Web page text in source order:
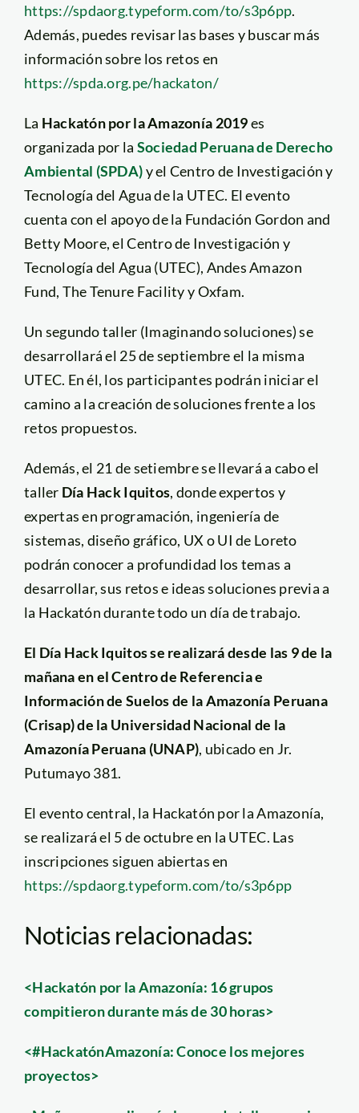
https://spdaorg.typeform.com/to/s3p6pp.
Además, puedes revisar las bases y buscar más
información sobre los retos en
https://spda.org.pe/hackaton/
La Hackatón por la Amazonía 2019es
organizada por la Sociedad Peruana de Derecho
Ambiental (SPDA)y el Centro de Investigación y
Tecnología del Agua de la UTEC. El evento
cuenta con el apoyo de la Fundación Gordon and
Betty Moore, el Centro de Investigación y
Tecnología del Agua (UTEC), Andes Amazon
Fund, The Tenure Facility y Oxfam.
Un segundo taller (Imaginando soluciones) se
desarrollará el 25 de septiembre el la misma
UTEC. En él, los participantes podrán iniciar el
camino a la creación de soluciones frente a los
retos propuestos.
Además, el 21 de setiembre se llevará a cabo el
taller Día Hack Iquitos, donde expertos y
expertas en programación, ingeniería de
sistemas, diseño gráfico, UX o UI de Loreto
podrán conocer a profundidad los temas a
desarrollar, sus retos e ideas soluciones previa a
la Hackatón durante todo un día de trabajo.
El Día Hack Iquitos se realizará desde las 9 de la
mañana en el Centro de Referencia e
Información de Suelos de la Amazonía Peruana
(Crisap) de la Universidad Nacional de la
Amazonía Peruana (UNAP), ubicado en Jr.
Putumayo 381.
El evento central, la Hackatón por la Amazonía,
se realizará el 5 de octubre en la UTEC. Las
inscripciones siguen abiertas en
https://spdaorg.typeform.com/to/s3p6pp
Noticias relacionadas:
<Hackatón por la Amazonía: 16 grupos
compitieron durante más de 30 horas>
<#HackatónAmazonía: Conoce los mejores
proyectos>